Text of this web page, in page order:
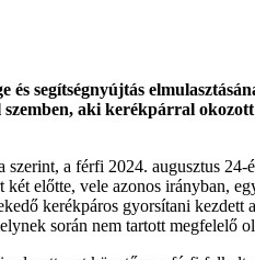
és segítségnyújtás
aki kerékpárral
a férfi 2024. augusztus
előtte, vele azonos irányban,
kerékpáros gyorsítani
során nem tartott